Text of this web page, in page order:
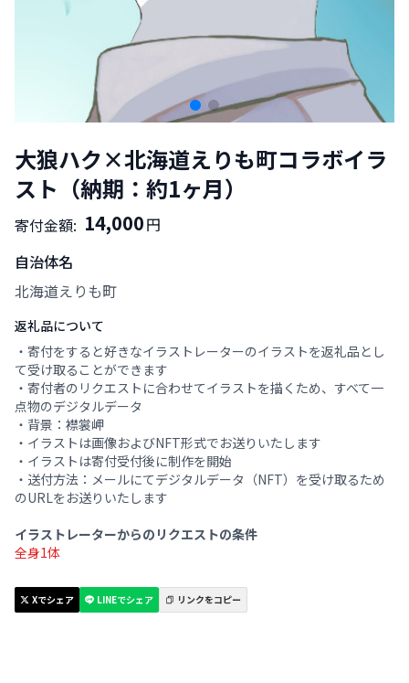
大狼ハク×北海道えりも町コラボイラ
スト（納期：約1ヶ月）
寄付金額: 14,000円
自治体名
北海道えりも町
返礼品について
・寄付をすると好きなイラストレーターのイラストを返礼品とし
て受け取ることができます
・寄付者のリクエストに合わせてイラストを描くため、すべて一
点物のデジタルデータ
・背景：襟裳岬
・イラストは画像およびNFT形式でお送りいたします
・イラストは寄付受付後に制作を開始
・送付方法：メールにてデジタルデータ（NFT）を受け取るため
のURLをお送りいたします
イラストレーターからのリクエストの条件
全身1体
Xでシェア LINEでシェア リンクをコピー